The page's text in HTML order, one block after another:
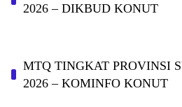
2026 – DIKBUD KONUT
MTQ TINGKAT PROVINSI
2026 – KOMINFO KONUT